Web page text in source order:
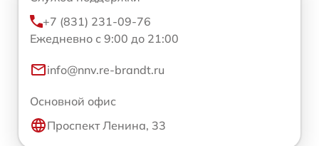
+7 (831) 231-09-76
Ежедневно с 9:00 до 21:00
info@nnv.re-brandt.ru
Основной офис
Проспект Ленина, 33